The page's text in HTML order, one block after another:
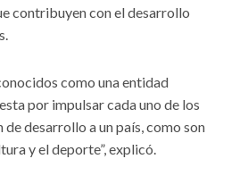
contribuyen con el desarrollo
como una entidad
por impulsar cada uno de los
desarrollo a un país, como son
y el deporte”, explicó.